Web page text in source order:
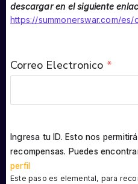
descargar en el siguiente
https://summonerswar.com/
Correo Electronico *
Ingresa tu ID. Esto nos
recompensas. Puedes
perfil
Este paso es elemental, para